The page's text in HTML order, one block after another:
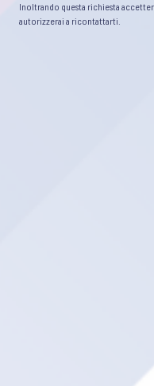
Inoltrando questa richiesta
autorizzerai a ricontattarti.